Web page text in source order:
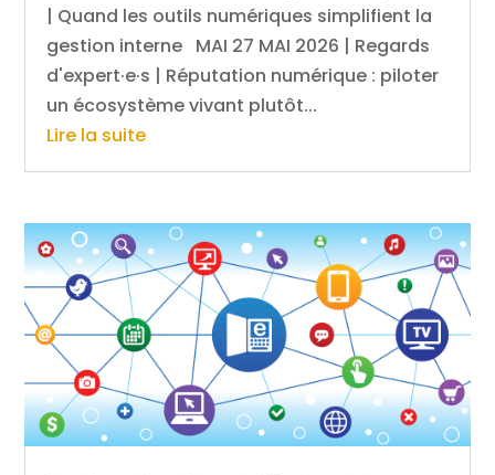
| Quand les outils numériques simplifient la
gestion interne MAI 27 MAI 2026 | Regards
d'expert·e·s | Réputation numérique : piloter
un écosystème vivant plutôt...
Lire la suite